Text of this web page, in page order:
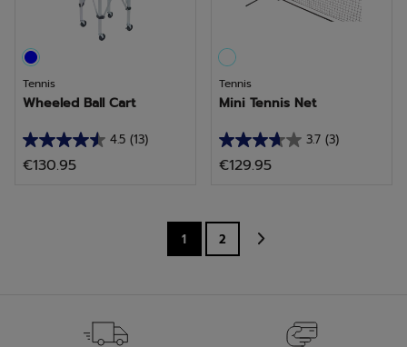
Tennis
Wheeled Ball Cart
4.5 (13)
4.5
van
€130.95
Tennis
Mini Tennis Net
3.7 (3)
3.7
van
5
sterren.
3
€129.95
1 2